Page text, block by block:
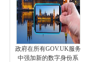
政府在所有GOV.UK服务
中强加新的数字身份系